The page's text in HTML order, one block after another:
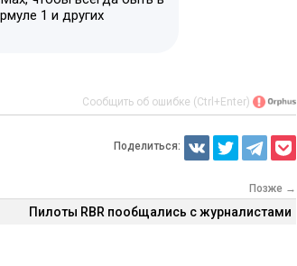
1 и других
Сообщить об ошибке (Ctrl+Enter)
Поделиться:
Позже →
Пилоты RBR пообщались с журналистами